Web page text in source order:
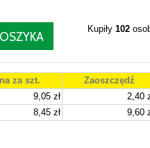
Kupiły 102
za szt.
Zaoszczędź
9,05 zł
2,40
8,45 zł 9,60